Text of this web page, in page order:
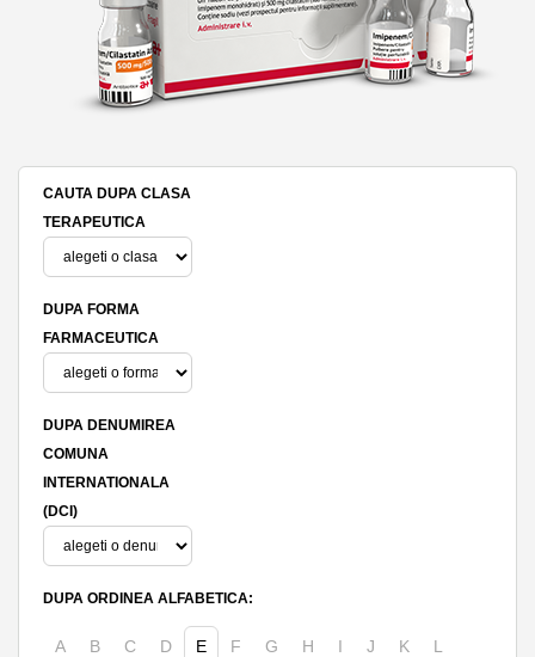
CAUTA DUPA CLASA
TERAPEUTICA
DUPA FORMA
FARMACEUTICA
DUPA DENUMIREA
COMUNA
INTERNATIONALA
(DCI)
DUPA ORDINEA ALFABETICA:
A B C D E F G H I J K L